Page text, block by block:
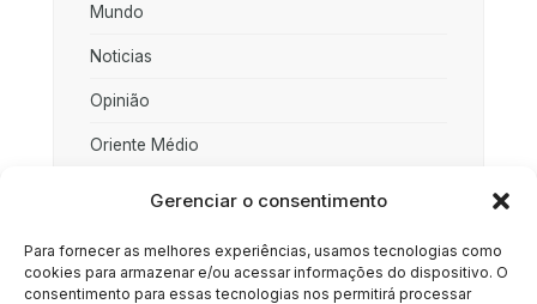
Gerenciar o consentimento
Para fornecer as melhores experiências, usamos tecnologias como
cookies para armazenar e/ou acessar informações do dispositivo. O
consentimento para essas tecnologias nos permitirá processar
Mundo
Noticias
Opinião
Oriente Médio
Rússia